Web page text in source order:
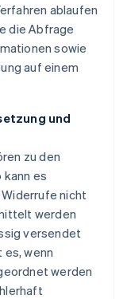
ablaufen
die Abfrage
sowie
auf einem
und
zu den
kann es
nicht
werden
versendet
wenn
werden